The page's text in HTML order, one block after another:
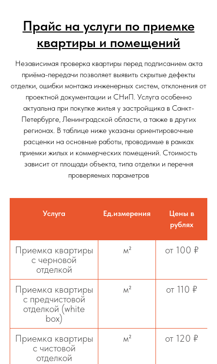
Прайс на услуги по приемке
квартиры и помещений
Независимая проверка квартиры перед подписанием акта
приёма-передачи позволяет выявить скрытые дефекты
отделки, ошибки монтажа инженерных систем, отклонения от
проектной документации и СНиП. Услуга особенно
актуальна при покупке жилья у застройщика в Санкт-
Петербурге, Ленинградской области, а также в других
регионах. В таблице ниже указаны ориентировочные
расценки на основные работы, проводимые в рамках
приемки жилых и коммерческих помещений. Стоимость
зависит от площади объекта, типа отделки и перечня
проверяемых параметров
Услуга Ед.измерения
Цены в
рублях
Приемка квартиры
с черновой
отделкой
м² от 100 ₽
Приемка квартиры
с предчистовой
отделкой (white
box)
м² от 110 ₽
Приемка квартиры
с чистовой
отделкой
м² от 120 ₽